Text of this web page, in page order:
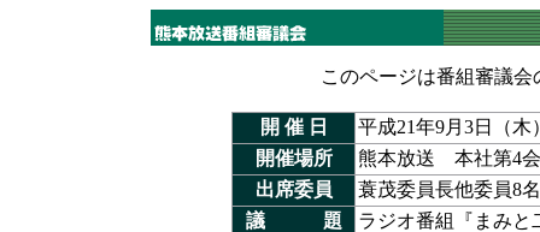
このページは番組審議
開 催 日
平成21年9月3日（木
開催場所
熊本放送 本社第4
出席委員
蓑茂委員長他委員8
議 題
ラジオ番組『まみ